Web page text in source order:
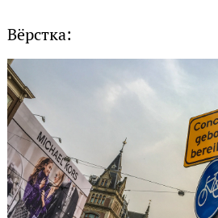
Вёрстка: